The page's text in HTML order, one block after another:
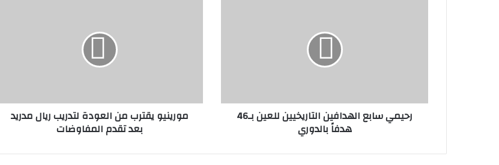
رحيمي سابع الهدافين التاريخيين للعين بـ46
هدفاً بالدوري
مورينيو يقترب من العودة لتدريب ريال مدريد
بعد تقدم المفاوضات